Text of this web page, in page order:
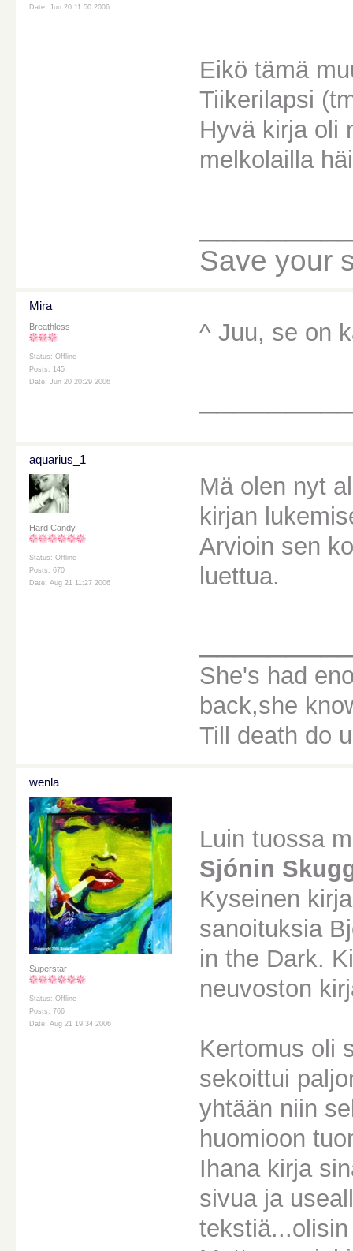
Date: Jun 20 11:50 2006
Eikö tämä
Tiikerilapsi
Hyvä kirja oli
melkolailla
Save your
Mira
Breathless
Status: Offline
Posts: 145
Date: Jun 20 20:29 2006
^ Juu, se on
aquarius_1
Hard Candy
Status: Offline
Posts: 670
Date: Aug 21 11:27 2006
Mä olen nyt
kirjan
Arvioin sen
luettua.
She's had
back,she
Till death do
wenla
Superstar
Status: Offline
Posts: 766
Date: Aug 21 19:34 2006
Luin tuossa
Sjónin
Kyseinen
sanoituksia
in the Dark.
neuvoston
Kertomus oli
sekoittui
yhtään niin
huomioon
Ihana kirja
sivua ja